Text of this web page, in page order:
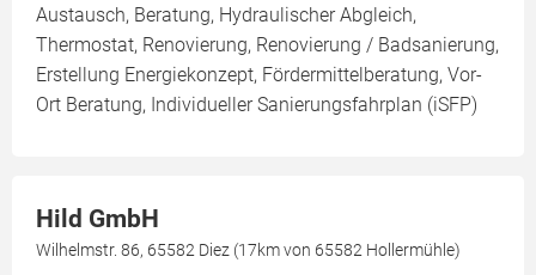
Austausch, Beratung, Hydraulischer Abgleich,
Thermostat, Renovierung, Renovierung / Badsanierung,
Erstellung Energiekonzept, Fördermittelberatung, Vor-
Ort Beratung, Individueller Sanierungsfahrplan (iSFP)
Hild GmbH
Wilhelmstr. 86, 65582 Diez (17km von 65582 Hollermühle)